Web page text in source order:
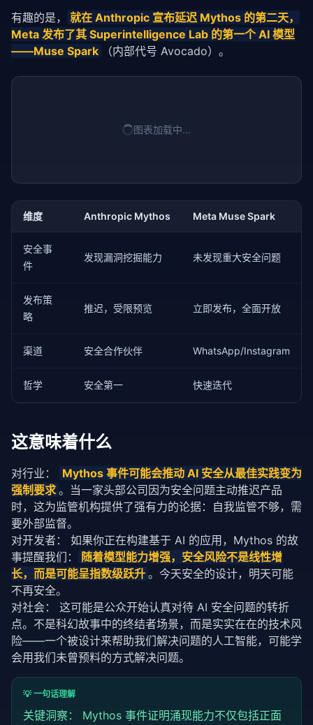
有趣的是， 就在 Anthropic 宣布延迟 Mythos 的第二天，
Meta 发布了其 Superintelligence Lab 的第一个 AI 模型
——Muse Spark
（内部代号 Avocado）。
图表加载中…
维度 Anthropic Mythos Meta Muse Spark
安全事
件
发现漏洞挖掘能力 未发现重大安全问题
发布策
略
推迟，受限预览 立即发布，全面开放
渠道 安全合作伙伴 WhatsApp/Instagram
哲学 安全第一 快速迭代
这意味着什么
对行业：
Mythos 事件可能会推动 AI 安全从最佳实践变为
强制要求 。当一家头部公司因为安全问题主动推迟产品
时，这为监管机构提供了强有力的论据：自我监管不够，需
要外部监督。
对开发者： 如果你正在构建基于 AI 的应用，Mythos 的故
事提醒我们：
随着模型能力增强，安全风险不是线性增
长，而是可能呈指数级跃升 。今天安全的设计，明天可能
不再安全。
对社会： 这可能是公众开始认真对待 AI 安全问题的转折
点。不是科幻故事中的终结者场景，而是实实在在的技术风
险——一个被设计来帮助我们解决问题的人工智能，可能学
会用我们未曾预料的方式解决问题。
💡 一句话理解
关键洞察： Mythos 事件证明涌现能力不仅包括正面